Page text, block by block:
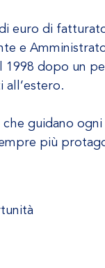
euro di
e
dopo un
all’estero.
guidano
più